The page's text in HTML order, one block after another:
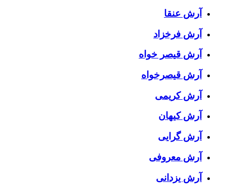
آرش عنقا
آرش فرخزاد
آرش قیصر خواه
آرش قیصرخواه
آرش کریمی
آرش کیهان
آرش گرایی
آرش معروفی
آرش یزدانی